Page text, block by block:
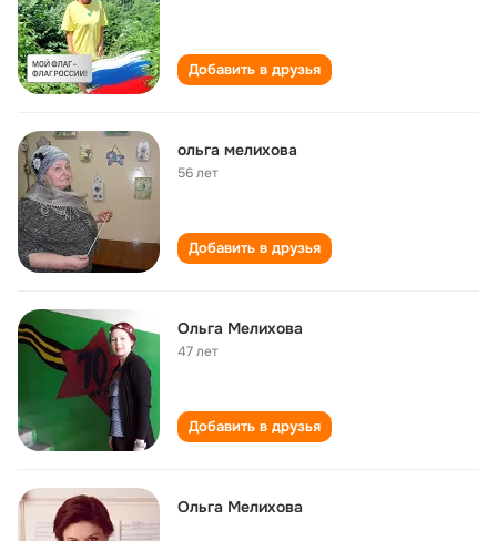
Добавить в друзья
ольга мелихова
56 лет
Добавить в друзья
Ольга Мелихова
47 лет
Добавить в друзья
Ольга Мелихова